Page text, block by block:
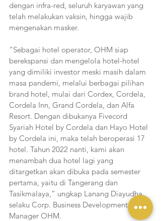
dengan infra-red, seluruh karyawan yang
telah melakukan vaksin, hingga wajib
mengenakan masker.
“Sebagai hotel operator, OHM siap
berekspansi dan mengelola hotel-hotel
yang dimiliki investor meski masih dalam
masa pandemi, melalui berbagai pilihan
brand hotel, mulai dari Cordex, Cordela,
Cordela Inn, Grand Cordela, dan Alfa
Resort. Dengan dibukanya Fivecord
Syariah Hotel by Cordela dan Hayo Hotel
by Cordela ini, maka telah beroperasi 17
hotel. Tahun 2022 nanti, kami akan
menambah dua hotel lagi yang
ditargetkan akan dibuka pada semester
pertama, yaitu di Tangerang dan
Tasikmalaya,” ungkap Lanang Diayudha
selaku Corp. Business Development
Manager OHM.